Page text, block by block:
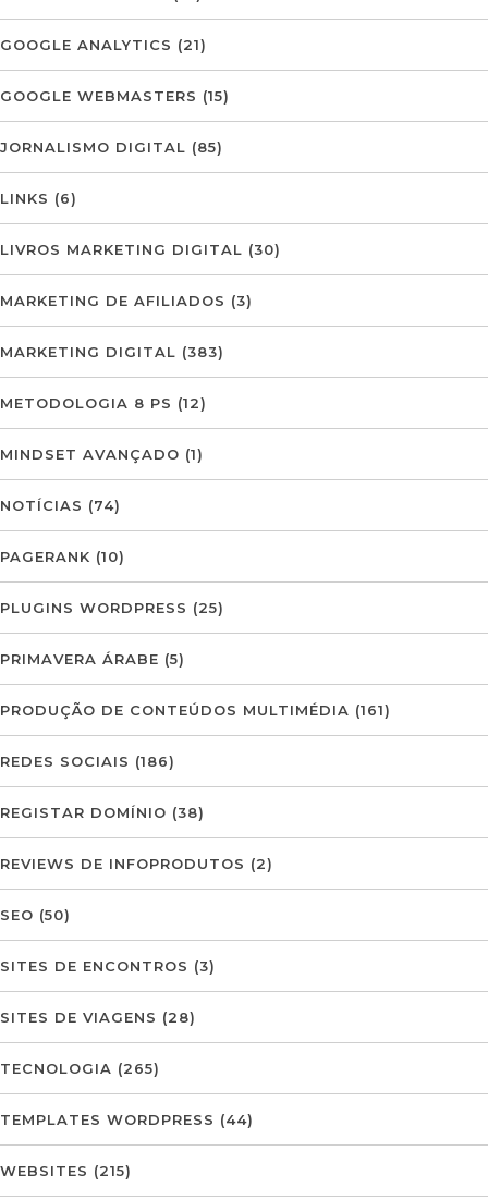
GOOGLE ANALYTICS (21)
GOOGLE WEBMASTERS (15)
JORNALISMO DIGITAL (85)
LINKS (6)
LIVROS MARKETING DIGITAL (30)
MARKETING DE AFILIADOS (3)
MARKETING DIGITAL (383)
METODOLOGIA 8 PS (12)
MINDSET AVANÇADO (1)
NOTÍCIAS (74)
PAGERANK (10)
PLUGINS WORDPRESS (25)
PRIMAVERA ÁRABE (5)
PRODUÇÃO DE CONTEÚDOS MULTIMÉDIA (161)
REDES SOCIAIS (186)
REGISTAR DOMÍNIO (38)
REVIEWS DE INFOPRODUTOS (2)
SEO (50)
SITES DE ENCONTROS (3)
SITES DE VIAGENS (28)
TECNOLOGIA (265)
TEMPLATES WORDPRESS (44)
WEBSITES (215)